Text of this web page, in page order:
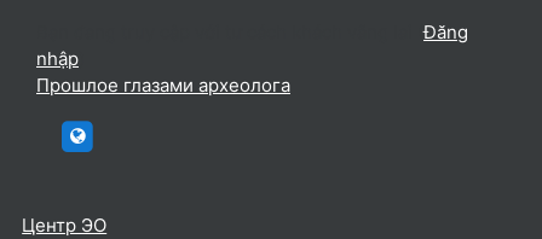
Bạn đang truy cập với tư cách khách vãng lai (Đăng
nhập
Прошлое глазами археолога
Центр ЭО